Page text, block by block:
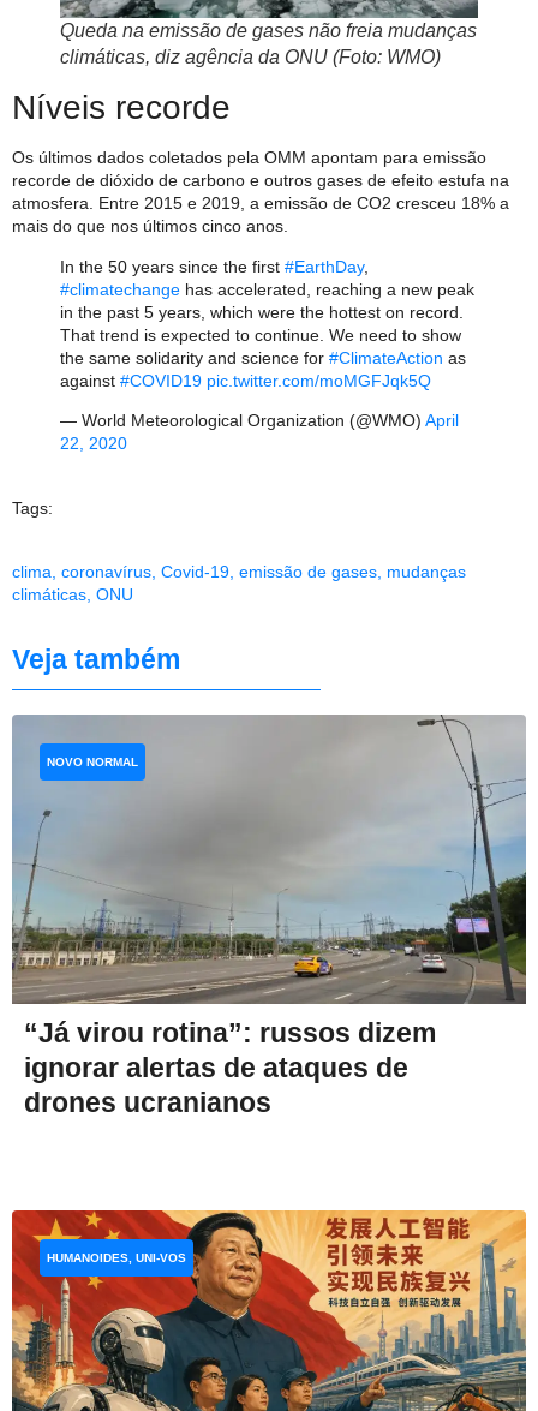
Queda na emissão de gases não freia mudanças
climáticas, diz agência da ONU (Foto: WMO)
Níveis recorde
Os últimos dados coletados pela OMM apontam para emissão
recorde de dióxido de carbono e outros gases de efeito estufa na
atmosfera. Entre 2015 e 2019, a emissão de CO2 cresceu 18% a
mais do que nos últimos cinco anos.
In the 50 years since the first #EarthDay,
#climatechange has accelerated, reaching a new peak
in the past 5 years, which were the hottest on record.
That trend is expected to continue. We need to show
the same solidarity and science for #ClimateAction as
against #COVID19 pic.twitter.com/moMGFJqk5Q
— World Meteorological Organization (@WMO) April
22, 2020
Tags:
clima coronavírus Covid-19 emissão de gases mudanças
climáticas ONU
Veja também
“Já virou rotina”: russos dizem
ignorar alertas de ataques de
drones ucranianos
NOVO NORMAL
HUMANOIDES, UNI-VOS